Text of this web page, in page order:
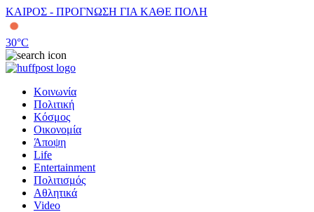
ΚΑΙΡΟΣ - ΠΡΟΓΝΩΣΗ ΓΙΑ ΚΑΘΕ ΠΟΛΗ
30°C
Κοινωνία
Πολιτική
Κόσμος
Οικονομία
Άποψη
Life
Entertainment
Πολιτισμός
Αθλητικά
Video